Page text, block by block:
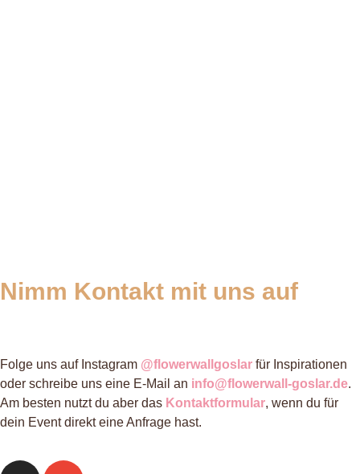
Nimm Kontakt mit uns auf
Folge uns auf Instagram @flowerwallgoslar für Inspirationen
oder schreibe uns eine E-Mail an info@flowerwall-goslar.de.
Am besten nutzt du aber das Kontaktformular, wenn du für
dein Event direkt eine Anfrage hast.